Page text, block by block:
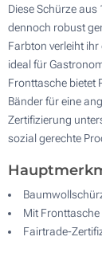
Diese Schürze
dennoch robust
Farbton verleiht
ideal für
Fronttasche bietet
Bänder für eine
Zertifizierung
sozial gerechte
Mit Fronttasche
Fairtrade-